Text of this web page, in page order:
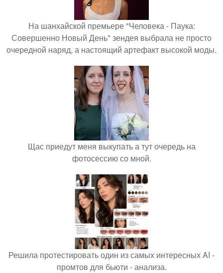
На шанхайской премьере "Человека - Паука:
Совершенно Новый День" зендея выбрала не просто
очередной наряд, а настоящий артефакт высокой моды.
Щас приедут меня выкупать а тут очередь на
фотосессию со мной.
Решила протестировать один из самых интересных AI -
промтов для бьюти - анализа.